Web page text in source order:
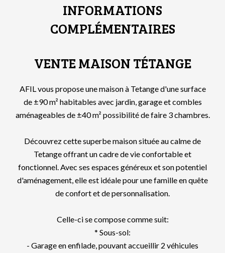
INFORMATIONS
COMPLÉMENTAIRES
VENTE MAISON TÉTANGE
AFIL vous propose une maison à Tetange d'une surface
de ±90 m² habitables avec jardin, garage et combles
aménageables de ±40 m² possibilité de faire 3 chambres.
Découvrez cette superbe maison située au calme de
Tetange offrant un cadre de vie confortable et
fonctionnel. Avec ses espaces généreux et son potentiel
d'aménagement, elle est idéale pour une famille en quête
de confort et de personnalisation.
Celle-ci se compose comme suit:
* Sous-sol:
- Garage en enfilade, pouvant accueillir 2 véhicules